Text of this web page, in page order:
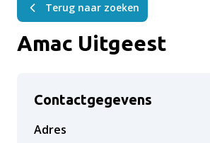
Terug naar zoeken
Amac Uitgeest
Contactgegevens
Adres